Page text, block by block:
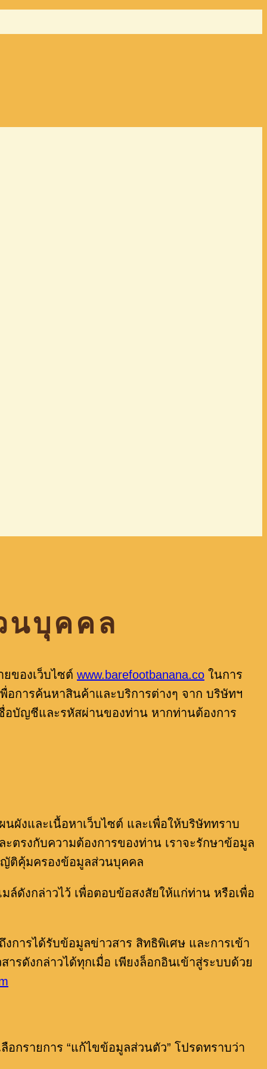
นบุคคล
ของเว็บไซต์ www.barefootbanana.co ในการ
การค้นหาสินค้าและบริการต่างๆ จาก บริษัทฯ
อบัญชีและรหัสผ่านของท่าน หากท่านต้องการ
งและเนื้อหาเว็บไซต์ และเพื่อให้บริษัททราบ
ตรงกับความต้องการของท่าน เราจะรักษาข้อมูล
ติคุ้มครองข้อมูลส่วนบุคคล
ล์ดังกล่าวไว้ เพื่อตอบข้อสงสัยให้แก่ท่าน หรือเพื่อ
การได้รับข้อมูลข่าวสาร สิทธิพิเศษ และการเข้า
รดังกล่าวได้ทุกเมื่อ เพียงล็อกอินเข้าสู่ระบบด้วย
กรายการ “แก้ไขข้อมูลส่วนตัว” โปรดทราบว่า